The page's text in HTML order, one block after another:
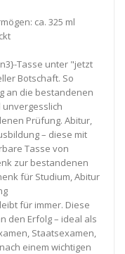
ca. 325 ml
Tasse unter "jetzt
Botschaft. So
an die bestandenen
Prüfung. Abitur,
– diese mit
Tasse von
zur bestandenen
für Studium, Abitur
für immer. Diese
den Erfolg – ideal als
Staatsexamen,
einem wichtigen